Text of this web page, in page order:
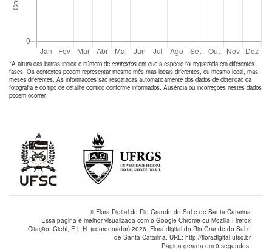
*A altura das barras indica o número de contextos em que a espécie foi registrada em diferentes
fases. Os contextos podem representar mesmo mês mas locais diferentes, ou mesmo local, mas
meses diferentes. As informações são resgatadas automaticamente dos dados de obtenção da
fotografia e do tipo de detalhe contido conforme informados. Ausência ou incorreções nestes dados
podem ocorrer.
© Flora Digital do Rio Grande do Sul e de Santa Catarina
Essa página é melhor visualizada com o Google Chrome ou Mozilla Firefox
Citação: Giehl, E.L.H. (coordenador) 2026. Flora digital do Rio Grande do Sul e
de Santa Catarina. URL: http://floradigital.ufsc.br
Página gerada em 0 segundos.